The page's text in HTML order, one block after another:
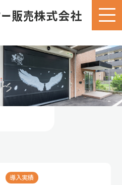
導入実績